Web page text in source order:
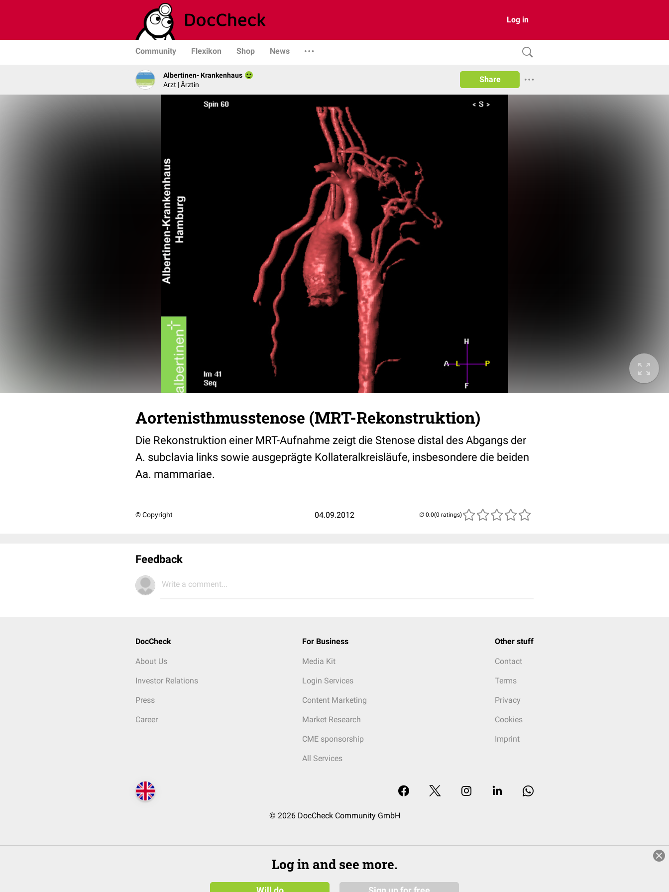
Log in
Community Flexikon Shop News
Albertinen- Krankenhaus
Arzt | Ärztin
Share
Aortenisthmusstenose (MRT-Rekonstruktion)
Die Rekonstruktion einer MRT-Aufnahme zeigt die Stenose distal des Abgangs der
A. subclavia links sowie ausgeprägte Kollateralkreisläufe, insbesondere die beiden
Aa. mammariae.
© Copyright 04.09.2012 (0 ratings)
Feedback
Write a comment...
DocCheck
About Us
Investor Relations
Press
Career
For Business
Media Kit
Login Services
Content Marketing
Market Research
CME sponsorship
All Services
Other stuff
Contact
Terms
Privacy
Cookies
Imprint
© 2026 DocCheck Community GmbH
Log in and see more.